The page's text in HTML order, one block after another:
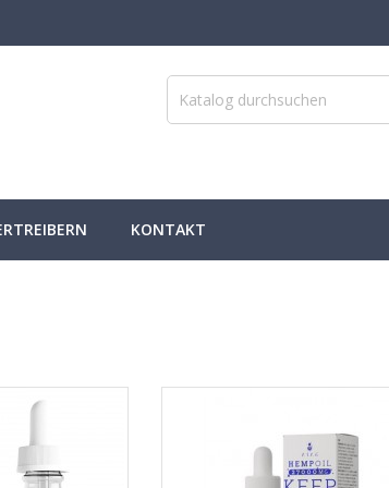
KONTAKT